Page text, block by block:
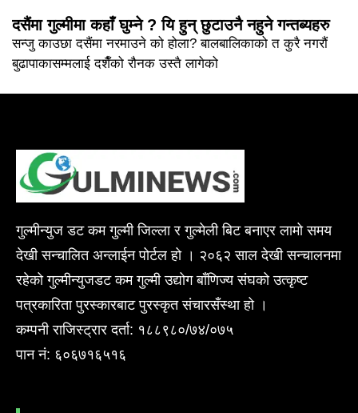
दसैंमा गुल्मीमा कहाँ घुम्ने ? यि हुन् छुटाउनै नहुने गन्तब्यहरु
सन्जु काउछा दसैंमा नरमाउने को होला? बालबालिकाको त कुरै नगरौं
बुढापाकासम्मलाई दशैँको रौनक उस्तै लागेको
गुल्मीन्युज डट कम गुल्मी जिल्ला र गुल्मेली बिट बनाएर लामो समय
देखी सन्चालित अन्लाईन पोर्टल हो । २०६२ साल देखी सन्चालनमा
रहेको गुल्मीन्युजडट कम गुल्मी उद्योग बाँणिज्य संघको उत्कृष्ट
पत्रकारिता पुरस्कारबाट पुरस्कृत संचारसँस्था हो ।
कम्पनी राजिस्ट्रार दर्ता: १८८९८०/७४/०७५
पान नं: ६०६७१६५१६